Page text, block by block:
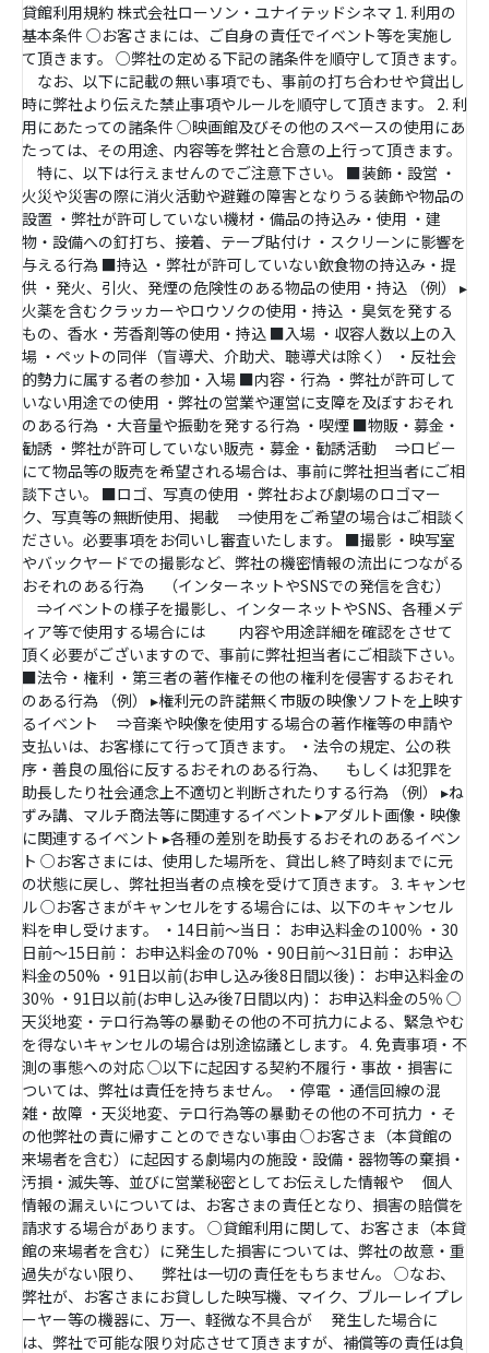
貸館利用規約 株式会社ローソン・ユナイテッドシネマ 1. 利用の
基本条件 ○お客さまには、ご自身の責任でイベント等を実施し
て頂きます。 ○弊社の定める下記の諸条件を順守して頂きます。
なお、以下に記載の無い事項でも、事前の打ち合わせや貸出し
時に弊社より伝えた禁止事項やルールを順守して頂きます。 2. 利
用にあたっての諸条件 ○映画館及びその他のスペースの使用にあ
たっては、その用途、内容等を弊社と合意の上行って頂きます。
特に、以下は行えませんのでご注意下さい。 ■装飾・設営 ・
火災や災害の際に消火活動や避難の障害となりうる装飾や物品の
設置 ・弊社が許可していない機材・備品の持込み・使用 ・建
物・設備への釘打ち、接着、テープ貼付け ・スクリーンに影響を
与える行為 ■持込 ・弊社が許可していない飲食物の持込み・提
供 ・発火、引火、発煙の危険性のある物品の使用・持込 （例） ▸
火薬を含むクラッカーやロウソクの使用・持込 ・臭気を発する
もの、香水・芳香剤等の使用・持込 ■入場 ・収容人数以上の入
場 ・ペットの同伴（盲導犬、介助犬、聴導犬は除く） ・反社会
的勢力に属する者の参加・入場 ■内容・行為 ・弊社が許可して
いない用途での使用 ・弊社の営業や運営に支障を及ぼすおそれ
のある行為 ・大音量や振動を発する行為 ・喫煙 ■物販・募金・
勧誘 ・弊社が許可していない販売・募金・勧誘活動 ⇒ロビー
にて物品等の販売を希望される場合は、事前に弊社担当者にご相
談下さい。 ■ロゴ、写真の使用 ・弊社および劇場のロゴマー
ク、写真等の無断使用、掲載 ⇒使用をご希望の場合はご相談く
ださい。必要事項をお伺いし審査いたします。 ■撮影 ・映写室
やバックヤードでの撮影など、弊社の機密情報の流出につながる
おそれのある行為 （インターネットやSNSでの発信を含む）
⇒イベントの様子を撮影し、インターネットやSNS、各種メデ
ィア等で使用する場合には 内容や用途詳細を確認をさせて
頂く必要がございますので、事前に弊社担当者にご相談下さい。
■法令・権利 ・第三者の著作権その他の権利を侵害するおそれ
のある行為 （例） ▸権利元の許諾無く市販の映像ソフトを上映す
るイベント ⇒音楽や映像を使用する場合の著作権等の申請や
支払いは、お客様にて行って頂きます。 ・法令の規定、公の秩
序・善良の風俗に反するおそれのある行為、 もしくは犯罪を
助長したり社会通念上不適切と判断されたりする行為 （例） ▸ね
ずみ講、マルチ商法等に関連するイベント ▸アダルト画像・映像
に関連するイベント ▸各種の差別を助長するおそれのあるイベン
ト ○お客さまには、使用した場所を、貸出し終了時刻までに元
の状態に戻し、弊社担当者の点検を受けて頂きます。 3. キャンセ
ル ○お客さまがキャンセルをする場合には、以下のキャンセル
料を申し受けます。 ・14日前～当日： お申込料金の100％ ・30
日前～15日前： お申込料金の70% ・90日前～31日前： お申込
料金の50% ・91日以前(お申し込み後8日間以後)： お申込料金の
30％ ・91日以前(お申し込み後7日間以内)： お申込料金の5％ ○
天災地変・テロ行為等の暴動その他の不可抗力による、緊急やむ
を得ないキャンセルの場合は別途協議とします。 4. 免責事項・不
測の事態への対応 ○以下に起因する契約不履行・事故・損害に
ついては、弊社は責任を持ちません。 ・停電 ・通信回線の混
雑・故障 ・天災地変、テロ行為等の暴動その他の不可抗力 ・そ
の他弊社の責に帰すことのできない事由 ○お客さま（本貸館の
来場者を含む）に起因する劇場内の施設・設備・器物等の棄損・
汚損・滅失等、並びに営業秘密としてお伝えした情報や 個人
情報の漏えいについては、お客さまの責任となり、損害の賠償を
請求する場合があります。 ○貸館利用に関して、お客さま（本貸
館の来場者を含む）に発生した損害については、弊社の故意・重
過失がない限り、 弊社は一切の責任をもちません。 ○なお、
弊社が、お客さまにお貸しした映写機、マイク、ブルーレイプレ
ーヤー等の機器に、万一、軽微な不具合が 発生した場合に
は、弊社で可能な限り対応させて頂きますが、補償等の責任は負